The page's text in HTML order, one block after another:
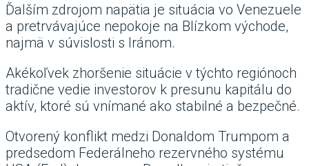
Ďalším zdrojom napätia je situácia vo Venezuele
a pretrvávajúce nepokoje na Blízkom východe,
najmä v súvislosti s Iránom.
Akékoľvek zhoršenie situácie v týchto regiónoch
tradične vedie investorov k presunu kapitálu do
aktív, ktoré sú vnímané ako stabilné a bezpečné.
Otvorený konflikt medzi Donaldom Trumpom a
predsedom Federálneho rezervného systému